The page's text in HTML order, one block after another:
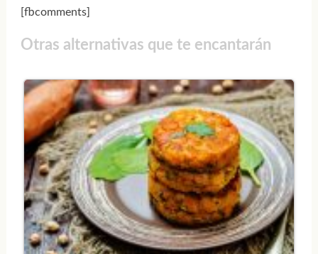
[fbcomments]
Otras alternativas que te encantarán